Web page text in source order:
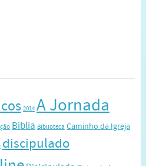
2014 A Jornada
Biblia Biblioteca Caminho da Igreja
discipulado